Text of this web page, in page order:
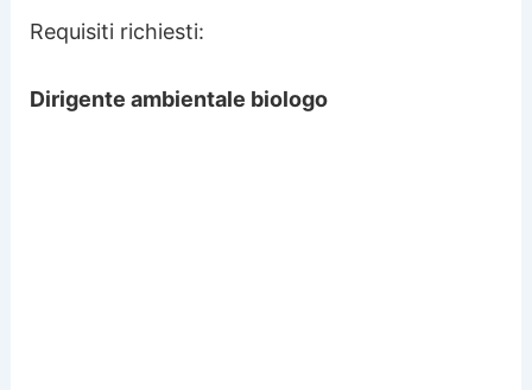
Requisiti richiesti:
Dirigente ambientale biologo